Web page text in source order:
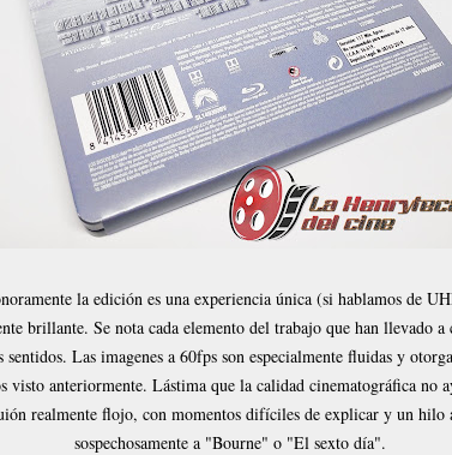
la edición es una experiencia única (si hablamos de
brillante. Se nota cada elemento del trabajo que han llevado
sentidos. Las imagenes a 60fps son especialmente fluidas y
visto anteriormente. Lástima que la calidad cinematográfica no
realmente flojo, con momentos difíciles de explicar y un hilo
sospechosamente a "Bourne" o "El sexto día".